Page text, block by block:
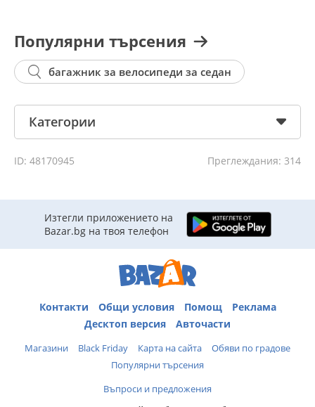
Популярни търсения
багажник за велосипеди за седан
Категории
ID: 48170945 Преглеждания: 314
Изтегли приложението на
Bazar.bg на твоя телефон
Контакти Общи условия Помощ
Реклама
Десктоп версия
Авточасти
Магазини Black Friday Карта на сайта
Обяви по градове
Популярни търсения
Въпроси и предложения